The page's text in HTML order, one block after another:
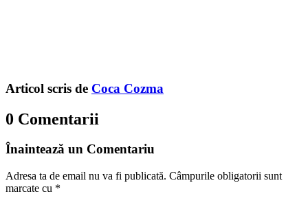
Articol scris de Coca Cozma
0 Comentarii
Înaintează un Comentariu
Adresa ta de email nu va fi publicată. Câmpurile obligatorii sunt
marcate cu *